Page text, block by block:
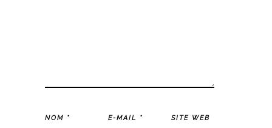
NOM * E-MAIL * SITE WEB